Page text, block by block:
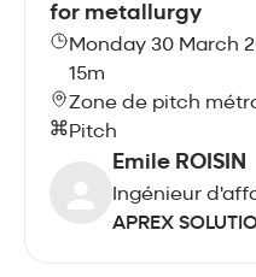
for metallurgy
Monday 30 March
15m
Zone de pitch
Pitch
Emile ROISIN
Ingénieur
APREX